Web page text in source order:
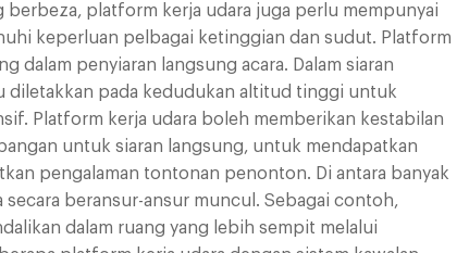
platform kerja udara juga perlu mempunyai
keperluan pelbagai ketinggian dan sudut. Platform
dalam penyiaran langsung acara. Dalam siaran
diletakkan pada kedudukan altitud tinggi untuk
Platform kerja udara boleh memberikan kestabilan
untuk siaran langsung, untuk mendapatkan
pengalaman tontonan penonton. Di antara banyak
beransur-ansur muncul. Sebagai contoh,
dalam ruang yang lebih sempit melalui